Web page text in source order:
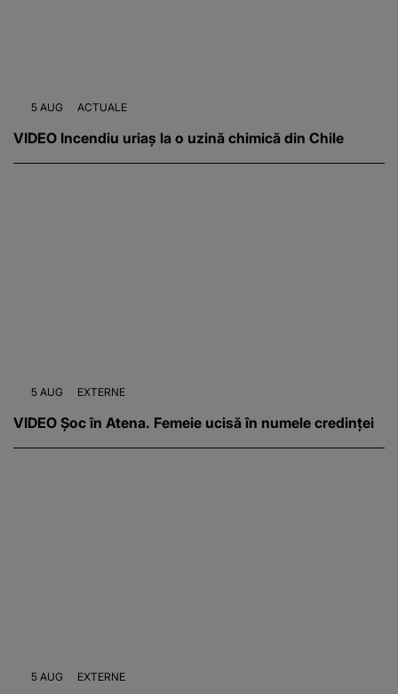
5 AUG ACTUALE
VIDEO Incendiu uriaș la o uzină chimică din Chile
5 AUG EXTERNE
VIDEO Șoc în Atena. Femeie ucisă în numele credinței
5 AUG EXTERNE